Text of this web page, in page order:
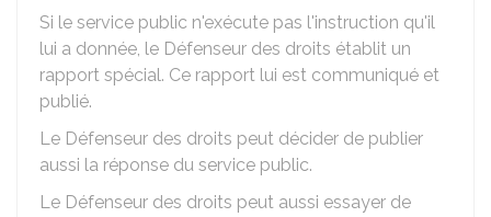
Si le service public n'exécute pas l'instruction qu'il
lui a donnée, le Défenseur des droits établit un
rapport spécial. Ce rapport lui est communiqué et
publié.
Le Défenseur des droits peut décider de publier
aussi la réponse du service public.
Le Défenseur des droits peut aussi essayer de